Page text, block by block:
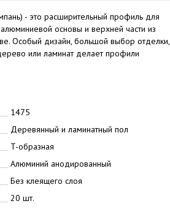
- это расширительный профиль для
основы и верхней части из
Особый дизайн, большой выбор отделки,
или ламинат делает профили
1475
Деревянный и ламинатный пол
T-образная
Алюминий анодированный
Без клеящего слоя
20 шт.